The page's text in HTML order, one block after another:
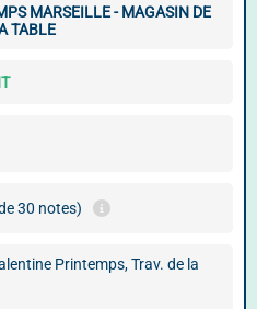
MARSEILLE - MAGASIN DE
TABLE
30 notes)
Printemps, Trav. de la